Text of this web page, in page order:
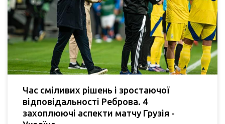
Час сміливих рішень і зростаючої
відповідальності Реброва. 4
захоплюючі аспекти матчу Грузія -